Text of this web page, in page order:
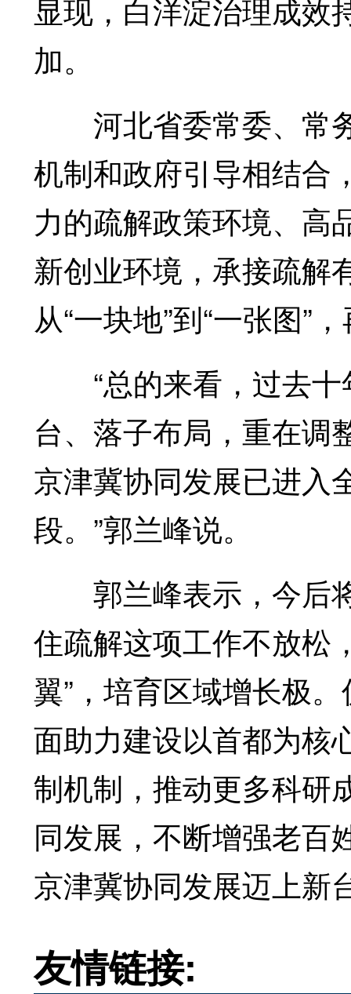
显现，白洋淀治理成效
加。
河北省委常委、常
机制和政府引导相结合
力的疏解政策环境、高
新创业环境，承接疏解
从“一块地”到“一张图”
“总的来看，过去十
台、落子布局，重在调
京津冀协同发展已进入
段。”郭兰峰说。
郭兰峰表示，今后将
住疏解这项工作不放松
翼”，培育区域增长极
面助力建设以首都为核
制机制，推动更多科研
同发展，不断增强老百
京津冀协同发展迈上新
友情链接: